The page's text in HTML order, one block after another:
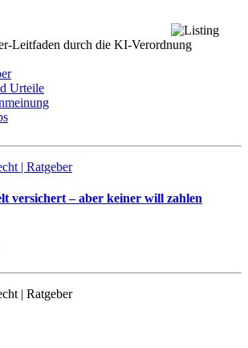
Leitfaden durch die KI-Verordnung
Urteile
| Ratgeber
versichert – aber keiner will zahlen
| Ratgeber